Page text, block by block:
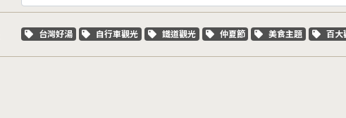
關鍵字標籤
台灣好湯 關鍵字標籤
自行車觀光 關鍵字標籤
鐵道觀光 關鍵字標籤
仲夏節 關鍵字標籤
美食主題 關鍵
百大